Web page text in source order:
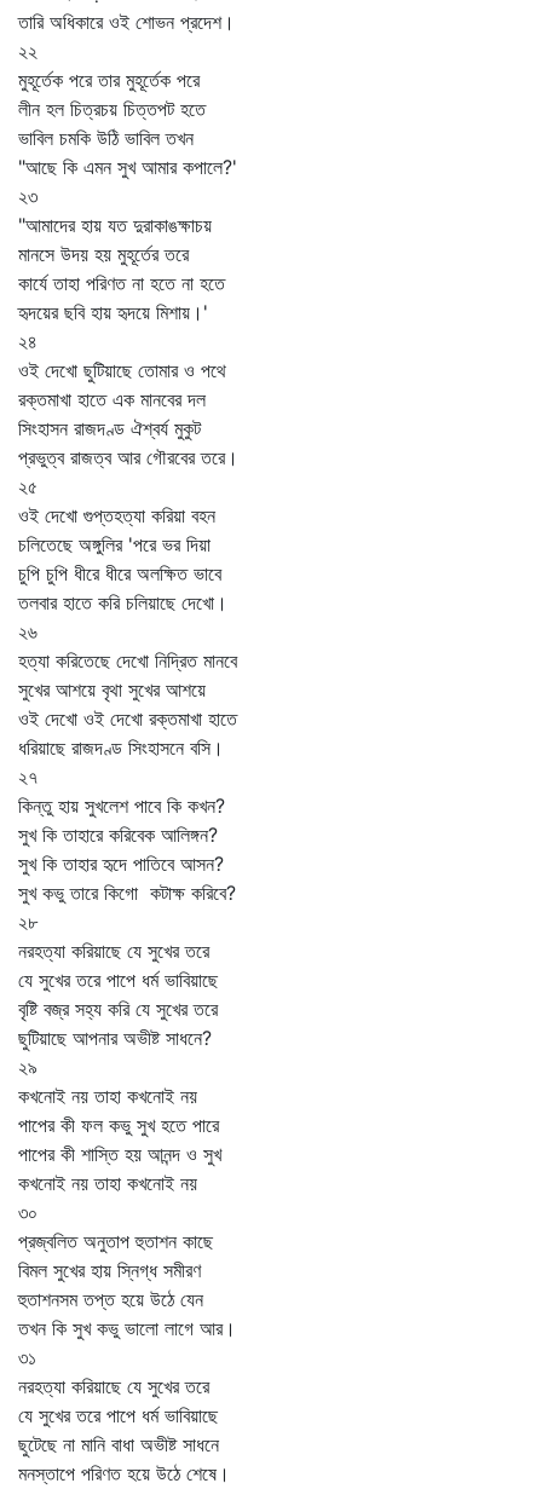
তারি অধিকারে ওই শোভন প্রদেশ।
২২
মুহূর্তেক পরে তার মুহূর্তেক পরে
লীন হল চিত্রচয় চিত্তপট হতে
ভাবিল চমকি উঠি ভাবিল তখন
"আছে কি এমন সুখ আমার কপালে?'
২৩
"আমাদের হায় যত দুরাকাঙক্ষাচয়
মানসে উদয় হয় মুহূর্তের তরে
কার্যে তাহা পরিণত না হতে না হতে
হৃদয়ের ছবি হায় হৃদয়ে মিশায়।'
২৪
ওই দেখো ছুটিয়াছে তোমার ও পথে
রক্তমাখা হাতে এক মানবের দল
সিংহাসন রাজদণ্ড ঐশ্বর্য মুকুট
প্রভুত্ব রাজত্ব আর গৌরবের তরে।
২৫
ওই দেখো গুপ্তহত্যা করিয়া বহন
চলিতেছে অঙ্গুলির 'পরে ভর দিয়া
চুপি চুপি ধীরে ধীরে অলক্ষিত ভাবে
তলবার হাতে করি চলিয়াছে দেখো।
২৬
হত্যা করিতেছে দেখো নিদ্রিত মানবে
সুখের আশয়ে বৃথা সুখের আশয়ে
ওই দেখো ওই দেখো রক্তমাখা হাতে
ধরিয়াছে রাজদণ্ড সিংহাসনে বসি।
২৭
কিন্তু হায় সুখলেশ পাবে কি কখন?
সুখ কি তাহারে করিবেক আলিঙ্গন?
সুখ কি তাহার হৃদে পাতিবে আসন?
সুখ কভু তারে কিগো কটাক্ষ করিবে?
২৮
নরহত্যা করিয়াছে যে সুখের তরে
যে সুখের তরে পাপে ধর্ম ভাবিয়াছে
বৃষ্টি বজ্র সহ্য করি যে সুখের তরে
ছুটিয়াছে আপনার অভীষ্ট সাধনে?
২৯
কখনোই নয় তাহা কখনোই নয়
পাপের কী ফল কভু সুখ হতে পারে
পাপের কী শাস্তি হয় আনন্দ ও সুখ
কখনোই নয় তাহা কখনোই নয়
৩০
প্রজ্বলিত অনুতাপ হুতাশন কাছে
বিমল সুখের হায় স্নিগ্ধ সমীরণ
হুতাশনসম তপ্ত হয়ে উঠে যেন
তখন কি সুখ কভু ভালো লাগে আর।
৩১
নরহত্যা করিয়াছে যে সুখের তরে
যে সুখের তরে পাপে ধর্ম ভাবিয়াছে
ছুটেছে না মানি বাধা অভীষ্ট সাধনে
মনস্তাপে পরিণত হয়ে উঠে শেষে।